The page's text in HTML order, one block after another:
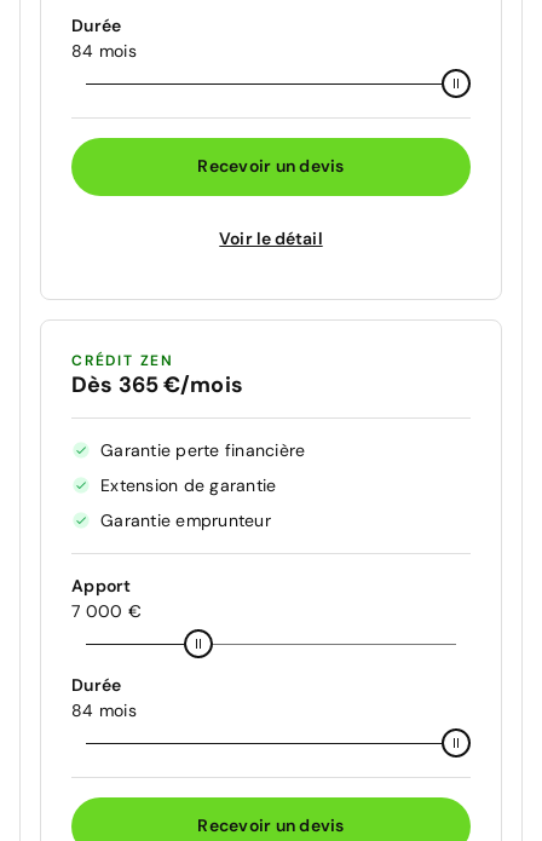
Durée
84 mois
Recevoir un devis
Voir le détail
CRÉDIT ZEN
Dès 365 €/mois
Garantie perte financière
Extension de garantie
Garantie emprunteur
Apport
7 000 €
Durée
84 mois
Recevoir un devis